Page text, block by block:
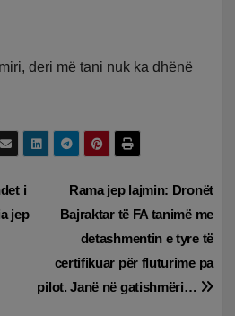
deri më tani nuk ka dhënë
Rama jep lajmin: Dronët
Bajraktar të FA tanimë me
detashmentin e tyre të
certifikuar për fluturime pa
pilot. Janë në gatishmëri…
i
jep